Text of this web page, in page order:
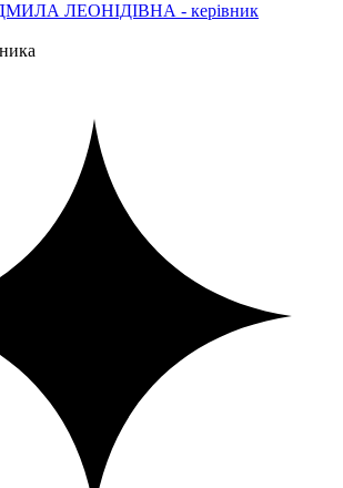
ЛЕОНІДІВНА - керівник